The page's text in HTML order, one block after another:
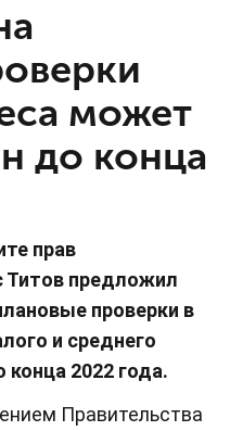
может
до конца
прав
Титов предложил
проверки в
и среднего
2022 года.
Правительства